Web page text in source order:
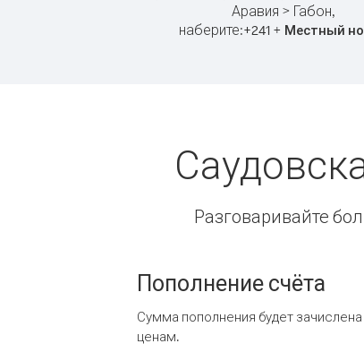
Аравия > Габон,
наберите:+241+ Местный
Разговаривайте
Пополнение счёта
Сумма пополнения будет
ценам.